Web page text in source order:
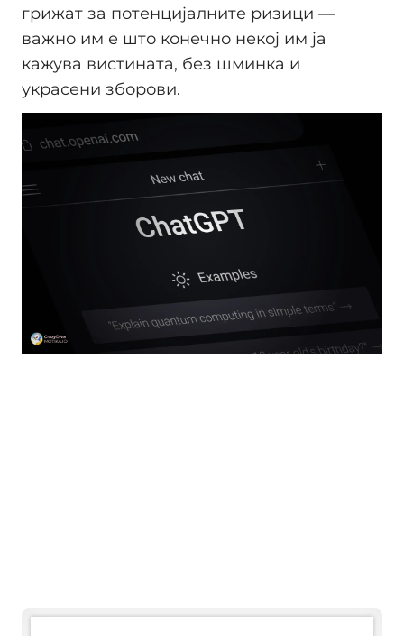
грижат за потенцијалните ризици —
важно им е што конечно некој им ја
кажува вистината, без шминка и
украсени зборови.